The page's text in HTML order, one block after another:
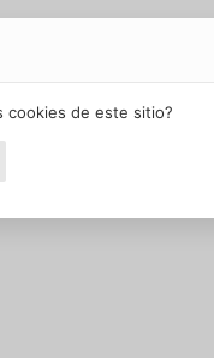
cookies de este sitio?